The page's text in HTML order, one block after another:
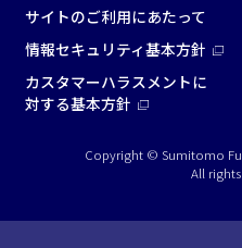
サイトのご利用にあたって
情報セキュリティ基本方針
カスタマーハラスメントに
対する基本方針
Copyright © Sumitomo
All